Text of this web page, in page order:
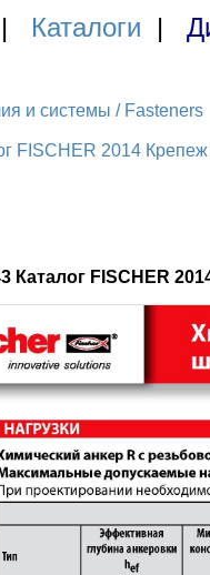
| Каталоги |
и системы / Fasteners
FISCHER 2014
Каталог FISCHER